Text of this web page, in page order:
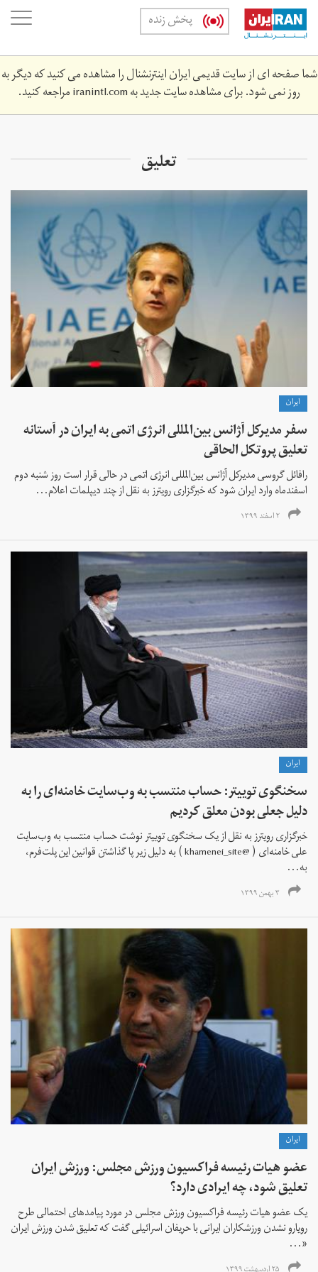
Skip
main
content
پخش زنده
شما صفحه ای از سایت قدیمی ایران اینترنشنال را مشاهده می کنید که دیگر به
روز نمی شود. برای مشاهده سایت جدید بهiranintl.comمراجعه کنید.
تعلیق
ايران
سفر مدیرکل آژانس بین‌المللی انرژی اتمی به ایران در آستانه
تعلیق پروتکل الحاقی
رافائل گروسی مدیرکل آژانس بین‌المللی انرژی اتمی در حالی قرار است روز شنبه دوم
اسفندماه وارد ایران شود که خبرگزاری رویترز به نقل از چند دیپلمات اعلام...
۲ اسفند ۱۳۹۹
ايران
سخنگوی توییتر: حساب منتسب به وب‌سایت خامنه‌ای را به
دلیل جعلی بودن معلق کردیم
خبرگزاری رویترز به نقل از یک سخنگوی توییتر نوشت حساب منتسب به وب‌سایت
علی خامنه‌ای ( @khamenei_site ) به دلیل زیر پا گذاشتن قوانین این پلت‌فرم،
به...
۳ بهمن ۱۳۹۹
ايران
عضو هیات‌ رئیسه فراکسیون ورزش مجلس: ورزش ایران
تعلیق شود، چه ایرادی دارد؟
یک عضو هیات‌ رئیسه فراکسیون ورزش مجلس در مورد پیامدهای احتمالی طرح
رویارو نشدن ورزشکاران ایرانی با حریفان اسرائیلی گفت که تعلیق شدن ورزش ایران
«...